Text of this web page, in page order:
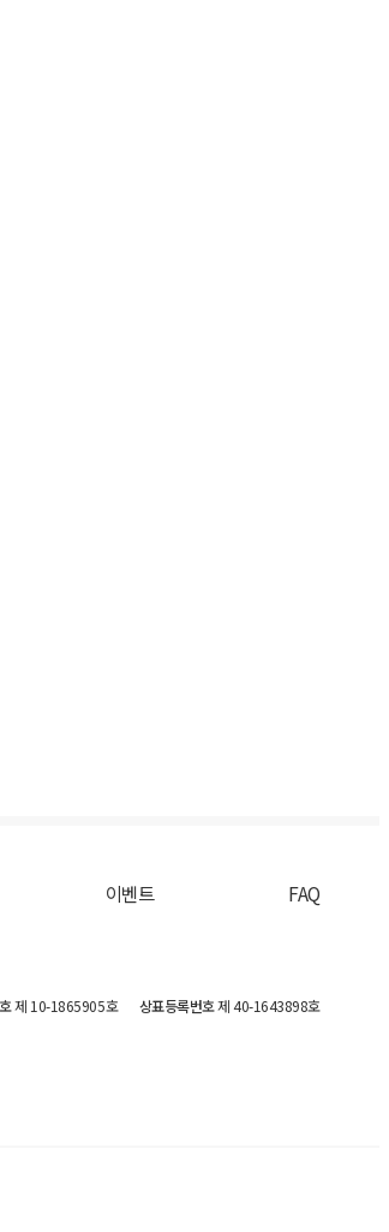
이벤트 FAQ
제 10-1865905호 상표등록번호제 40-1643898호